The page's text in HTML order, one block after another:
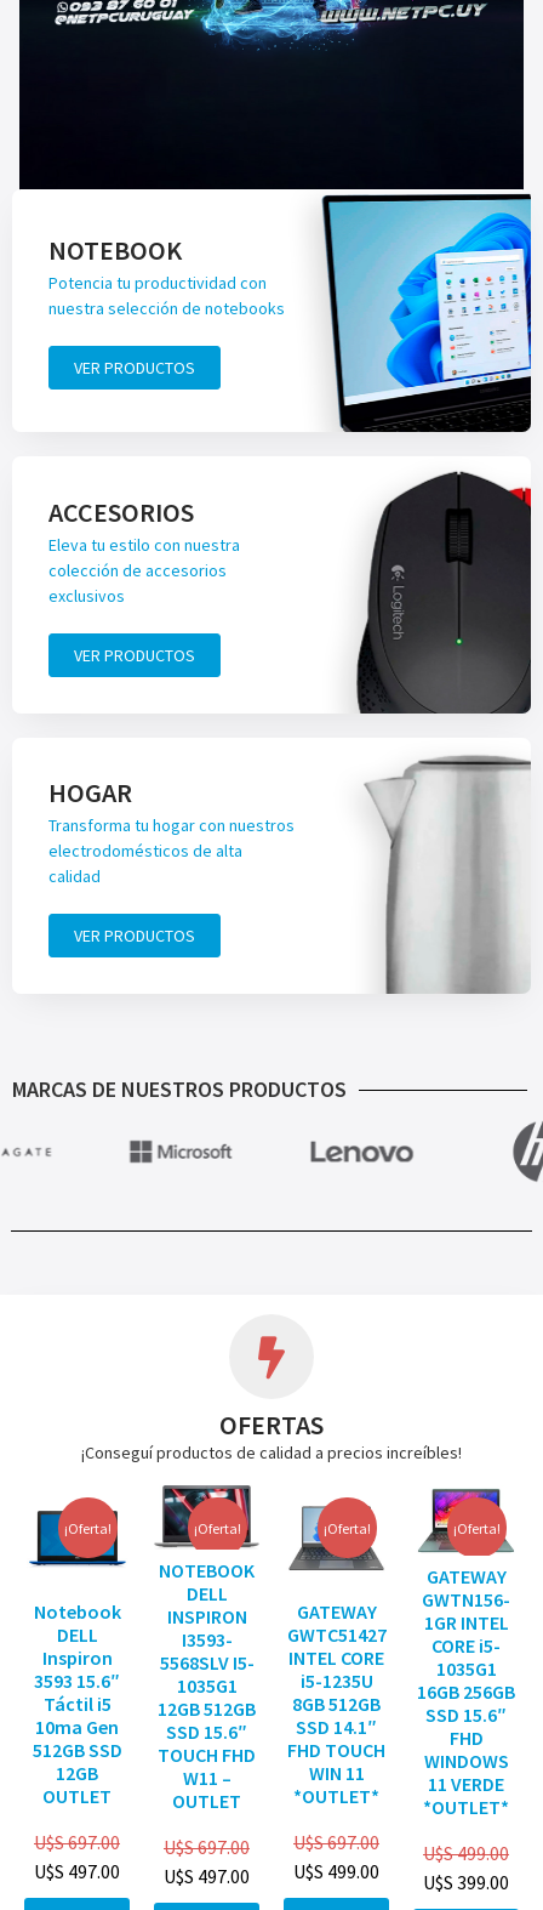
NOTEBOOK
Potencia tu productividad con
nuestra selección de notebooks
VER PRODUCTOS
ACCESORIOS
Eleva tu estilo con nuestra
colección de accesorios
exclusivos
VER PRODUCTOS
HOGAR
Transforma tu hogar con nuestros
electrodomésticos de alta
calidad
VER PRODUCTOS
MARCAS DE NUESTROS PRODUCTOS
OFERTAS
¡Conseguí productos de calidad a precios increíbles!
¡Oferta!
Notebook
DELL
Inspiron
3593 15.6″
Táctil i5
10ma Gen
512GB SSD
12GB
OUTLET
U$S697.00
U$S 497.00
¡Oferta!
NOTEBOOK
DELL
INSPIRON
I3593-
5568SLV I5-
1035G1
12GB 512GB
SSD 15.6″
TOUCH FHD
W11 –
OUTLET
U$S697.00
U$S 497.00
¡Oferta!
GATEWAY
GWTC51427
INTEL CORE
i5-1235U
8GB 512GB
SSD 14.1″
FHD TOUCH
WIN 11
*OUTLET*
U$S697.00
U$S 499.00
¡Oferta!
GATEWAY
GWTN156-
1GR INTEL
CORE i5-
1035G1
16GB 256GB
SSD 15.6″
FHD
WINDOWS
11 VERDE
*OUTLET*
U$S499.00
U$S 399.00